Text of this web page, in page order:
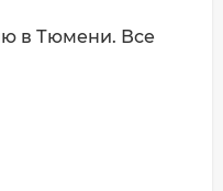
в Тюмени. Все